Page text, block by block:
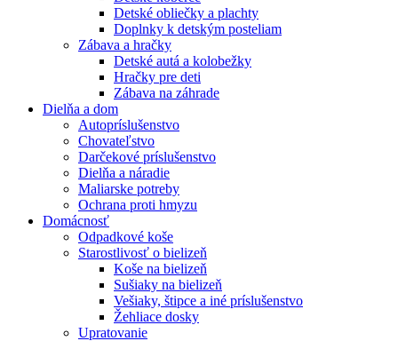
Detské obliečky a plachty
Doplnky k detským posteliam
Zábava a hračky
Detské autá a kolobežky
Hračky pre deti
Zábava na záhrade
Dielňa a dom
Autopríslušenstvo
Chovateľstvo
Darčekové príslušenstvo
Dielňa a náradie
Maliarske potreby
Ochrana proti hmyzu
Domácnosť
Odpadkové koše
Starostlivosť o bielizeň
Koše na bielizeň
Sušiaky na bielizeň
Vešiaky, štipce a iné príslušenstvo
Žehliace dosky
Upratovanie